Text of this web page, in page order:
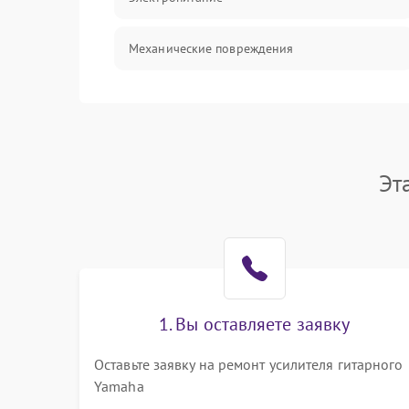
Механические повреждения
1. Вы оставляете заявку
Оставьте заявку на ремонт усилителя гитарного
Yamaha